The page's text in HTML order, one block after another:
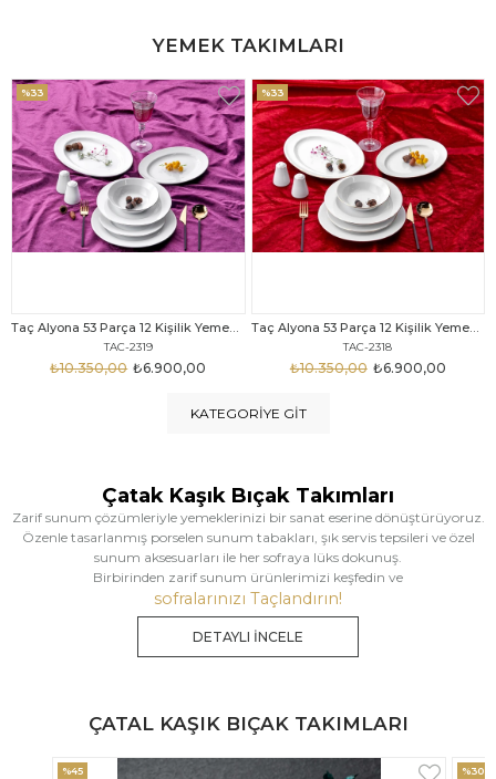
YEMEK TAKIMLARI
Taç Alyona 53 Parça 12 Kişilik Yemek Takımı Gold
TAC-2318
₺6.900,00
₺10.350,00
%33
Taç Eliza Alyona 53 Parça 12 Kişilik Yemek Takımı Platin
TAC-2316
₺9.499,00
₺12.669,00
%25
KATEGORIYE GIT
Çatak Kaşık Bıçak Takımları
Zarif sunum çözümleriyle yemeklerinizi bir sanat eserine dönüştürüyoruz.
Özenle tasarlanmış porselen sunum tabakları, şık servis tepsileri ve özel
sunum aksesuarları ile her sofraya lüks dokunuş.
Birbirinden zarif sunum ürünlerimizi keşfedin ve
sofralarınızı Taçlandırın!
DETAYLI İNCELE
ÇATAL KAŞIK BIÇAK TAKIMLARI
%30 %33